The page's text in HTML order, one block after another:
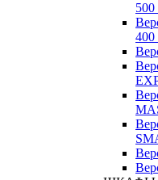
500
400